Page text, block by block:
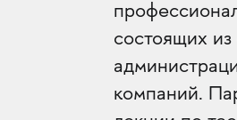
состоящих
компаний.